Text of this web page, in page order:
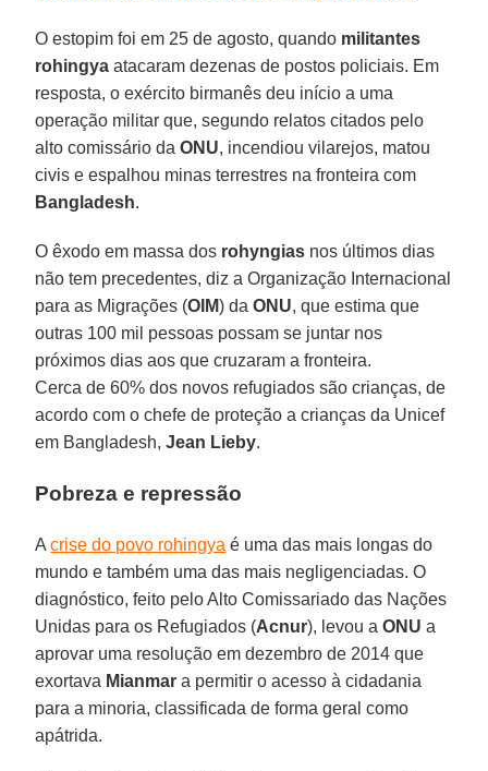
O estopim foi em 25 de agosto, quando militantes
rohingya atacaram dezenas de postos policiais. Em
resposta, o exército birmanês deu início a uma
operação militar que, segundo relatos citados pelo
alto comissário daONU, incendiou vilarejos, matou
civis e espalhou minas terrestres na fronteira com
Bangladesh.
O êxodo em massa dos rohyngias nos últimos dias
não tem precedentes, diz a Organização Internacional
para as Migrações (OIM) daONU, que estima que
outras 100 mil pessoas possam se juntar nos
próximos dias aos que cruzaram a fronteira.
Cerca de 60% dos novos refugiados são crianças, de
acordo com o chefe de proteção a crianças da Unicef
em Bangladesh,Jean Lieby.
Pobreza e repressão
Acrise do povo rohingya é uma das mais longas do
mundo e também uma das mais negligenciadas. O
diagnóstico, feito pelo Alto Comissariado das Nações
Unidas para os Refugiados (Acnur), levou aONU a
aprovar uma resolução em dezembro de 2014 que
exortava Mianmar a permitir o acesso à cidadania
para a minoria, classificada de forma geral como
apátrida.